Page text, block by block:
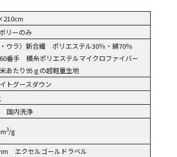
リーのみ
ウラ）新合繊 ポリエステル30％・綿70％
番手 横糸ポリエステルマイクロファイバー
あたり95ｇの超軽量生地
トグースダウン
内洗浄
3/g
エクセルゴールドラベル